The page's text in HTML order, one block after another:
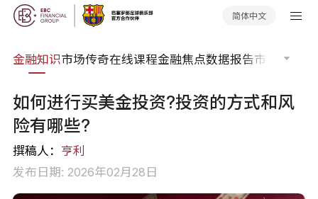
简体中文
金融知识市场传奇在线课程金融焦点数据报告市场分析
如何进行买美金投资?投资的方式和风
险有哪些?
撰稿人： 亨利
发布日期: 2026年02月28日